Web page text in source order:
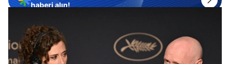
haberi alın!